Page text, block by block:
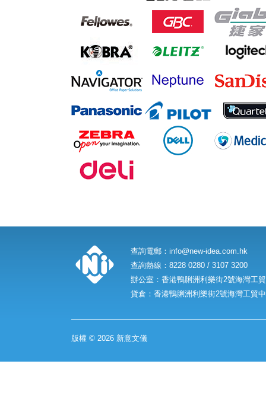
查詢電郵： info@new-idea.com.hk
查詢熱線：8228 0280 / 3107 3200
辦公室：香港鴨脷洲利樂街2號海灣工
貨倉：香港鴨脷洲利樂街2號海灣工貿
版權 © 2026 新意文儀